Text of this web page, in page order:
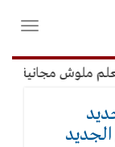
فتح
ملوش مجانية"
الجديد